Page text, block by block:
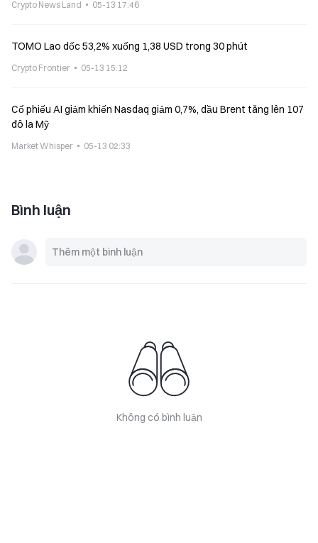
Crypto News Land 05-13 17:46
TOMO Lao dốc 53,2% xuống 1,38 USD trong 30 phút
Crypto Frontier 05-13 15:12
Cổ phiếu AI giảm khiến Nasdaq giảm 0,7%, dầu Brent tăng lên 107
đô la Mỹ
Market Whisper 05-13 02:33
Bình luận
Không có bình luận